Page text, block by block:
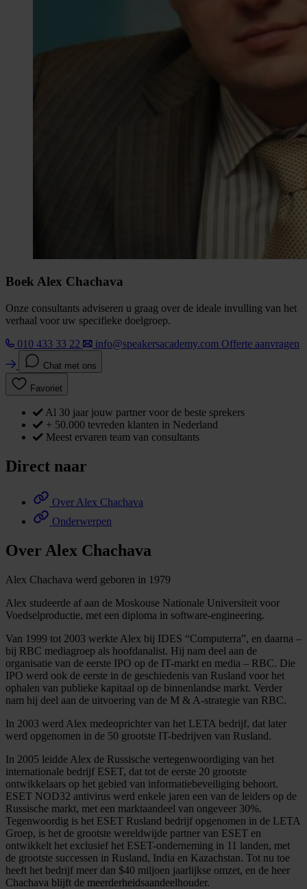
Boek Alex Chachava
Onze consultants adviseren u graag over de ideale invulling van het
verhaal voor uw specifieke doelgroep.
010 433 33 22
info@speakersacademy.com Offerte aanvragen
Chat met ons
Favoriet
Al 30 jaar jouw partner voor de beste sprekers
+ 50.000 tevreden klanten in Nederland
Meest ervaren team van consultants
Direct naar
Over Alex Chachava
Onderwerpen
Over Alex Chachava
Alex Chachava werd geboren in 1979
Alex studeerde af aan de Moskouse Nationale Universiteit voor
Voedselproductie, met een diploma in software-engineering.
Van 1999 tot 2003 werkte Alex bij IDES “Computerra”, en daarna –
bij RBC mediagroep als hoofdanalist. Hij nam deel aan de
organisatie van de eerste IPO op de IT-markt en media – RBC. Die
IPO werd ook de eerste in de geschiedenis van Rusland voor het
ophalen van publieke kapitaal op de binnenlandse markt. Verder
nam hij deel aan de uitvoering van de M & A-strategie van RBC.
In 2003 werd Alex medeoprichter van het LETA bedrijf, dat later
werd opgenomen in de 50 grootste IT-bedrijven van Rusland.
In 2005 leidde Alex de Russische vertegenwoordiging van het
internationale bedrijf ESET, dat tot de eerste 20 grootste
ontwikkelaars op het gebied van informatiebeveiliging behoort.
ESET NOD32 antivirus werd enkele jaren een van de leiders op de
Russische markt, met een marktaandeel van ongeveer 30%.
Tegenwoordig is het ESET Rusland bedrijf opgenomen in de LETA
Groep, is het de grootste wereldwijde partner van ESET en
ontwikkelt het exclusief het ESET-onderneming in 11 landen, met
de grootste successen in Rusland, India en Kazachstan. Tot nu toe
heeft het bedrijf meer dan $40 miljoen jaarlijkse omzet, en de heer
Chachava blijft de meerderheidsaandeelhouder.